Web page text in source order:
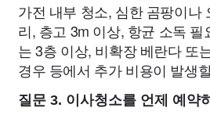
가전 내부 청소, 심한 곰팡이나
리, 층고 3m 이상, 항균 소독
는 3층 이상, 비확장 베란다 또
경우 등에서 추가 비용이 발생
질문 3. 이사청소를 언제 예약